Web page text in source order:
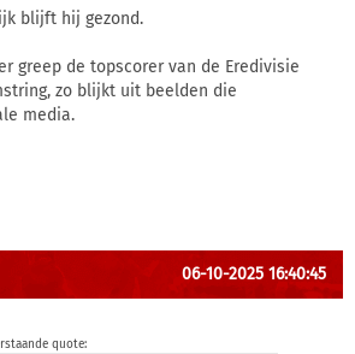
blijft hij gezond.
greep de topscorer van de Eredivisie
zo blijkt uit beelden die
media.
06-10-2025 16:40:45
quote: